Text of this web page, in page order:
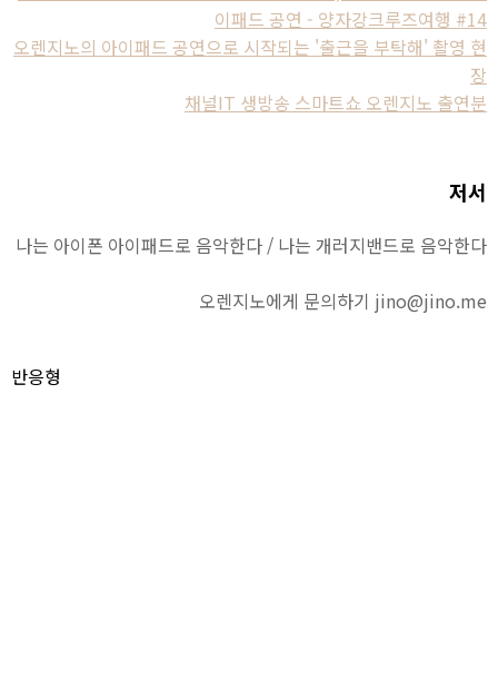
이패드 공연 - 양자강크루즈여행 #14
오렌지노의 아이패드 공연으로 시작되는 '출근을 부탁해' 촬영 현
장
채널IT 생방송 스마트쇼 오렌지노 출연분
저서
나는 아이폰 아이패드로 음악한다 / 나는 개러지밴드로 음악한다
오렌지노에게 문의하기 jino@jino.me
반응형